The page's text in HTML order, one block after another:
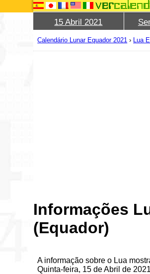
15 Abril 2021
Calendário Lunar Equador 2021 › Lua
Informações
(Equador)
A informação sobre o Lua
Quinta-feira, 15 de Abril de